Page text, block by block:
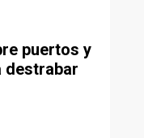
puertos y
destrabar